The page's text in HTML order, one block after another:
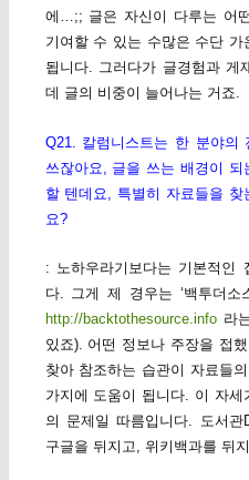
에…;; 글은 자신이 다루는 어
기여할 수 있는 수많은 수단
됩니다. 그러다가 글경험과 게
데 글의 비중이 늘어나는 거죠.
Q21. 칼럼니스트는 한 분야의
쓰잖아요, 글을 쓰는 배경이
할 텐데요, 특별히 자료들을
요?
: 노하우라기보다는 기본적인
다. 그게 제 경우는 ‘백투더소
http://backtothesource.info라
있죠). 어떤 정보나 주장을 접
찾아 참조하는 습관이 자료들
가지에 도움이 됩니다. 이 자
의 문제일 따름입니다. 도서관
구글을 뒤지고, 위키백과를 뒤